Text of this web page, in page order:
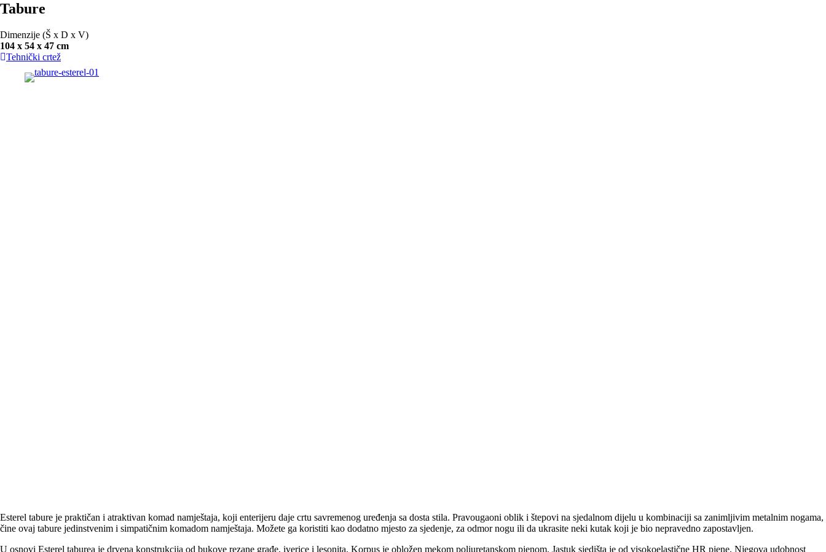
Tabure
Dimenzije (Š x D x V)
104 x 54 x 47 cm
Tehnički crtež
Esterel tabure je praktičan i atraktivan komad namještaja, koji enterijeru daje crtu savremenog uređenja sa dosta stila. Pravougaoni oblik i štepovi na sjedalnom dijelu u kombinaciji sa zanimljivim metalnim nogama,
čine ovaj tabure jedinstvenim i simpatičnim komadom namještaja. Možete ga koristiti kao dodatno mjesto za sjedenje, za odmor nogu ili da ukrasite neki kutak koji je bio nepravedno zapostavljen.
U osnovi Esterel taburea je drvena konstrukcija od bukove rezane građe, iverice i lesonita. Korpus je obložen mekom poliuretanskom pjenom. Jastuk sjedišta je od visokoelastične HR pjene. Njegova udobnost